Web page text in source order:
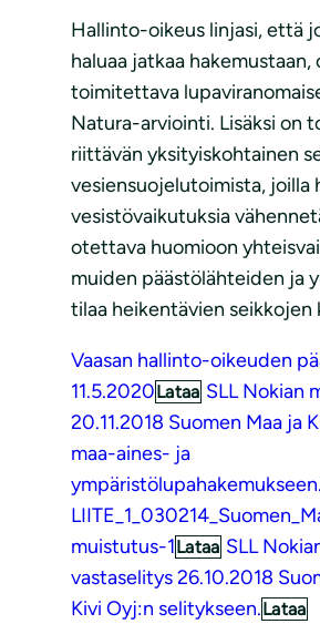
Hallinto-oikeus linjasi, että
haluaa jatkaa hakemustaan,
toimitettava
Natura-arviointi. Lisäksi on
riittävän yksityiskohtainen
vesiensuojelutoimista, joilla
vesistövaikutuksia
otettava huomioon
muiden päästölähteiden ja
tilaa heikentävien seikkojen
Vaasan hallinto-oikeuden
11.5.2020Lataa SLL Nokian
20.11.2018 Suomen Maa ja
maa-aines- ja
ympäristölupahakemukseen.
muistutus-1Lataa SLL
vastaselitys 26.10.2018
Kivi Oyj:n selitykseen.Lataa